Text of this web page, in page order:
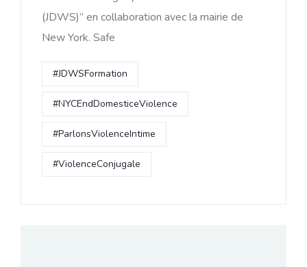
(JDWS)” en collaboration avec la mairie de
New York. Safe
#JDWSFormation
#NYCEndDomesticeViolence
#ParlonsViolenceIntime
#ViolenceConjugale